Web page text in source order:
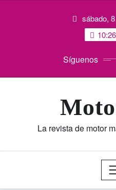
sábado,
Síguenos
La revista de motor